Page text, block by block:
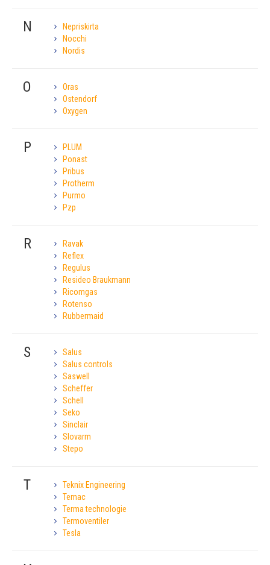
N
Nepriskirta
Nocchi
Nordis
O
Oras
Ostendorf
Oxygen
P
PLUM
Ponast
Pribus
Protherm
Purmo
Pzp
R
Ravak
Reflex
Regulus
Resideo Braukmann
Ricomgas
Rotenso
Rubbermaid
S
Salus
Salus controls
Saswell
Scheffer
Schell
Seko
Sinclair
Slovarm
Stepo
T
Teknix Engineering
Temac
Terma technologie
Termoventiler
Tesla